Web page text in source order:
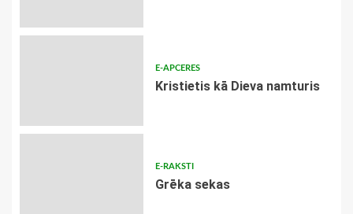
E-APCERES
Kristietis kā Dieva namturis
E-RAKSTI
Grēka sekas